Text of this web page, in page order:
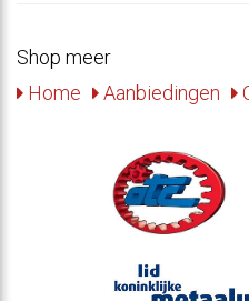
Shop meer
Home
Aanbiedingen